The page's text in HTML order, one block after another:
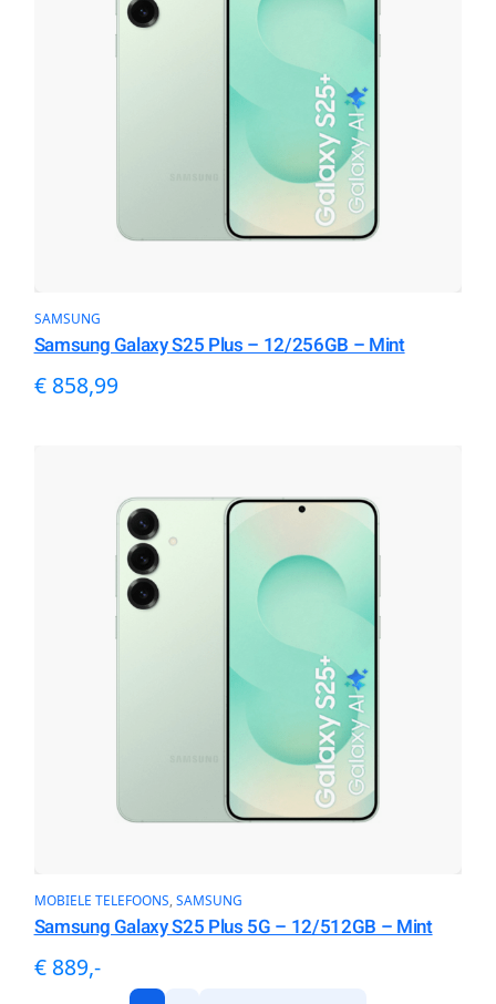
SAMSUNG
Samsung Galaxy S25 Plus – 12/256GB – Mint
€858,99
MOBIELE TELEFOONS, SAMSUNG
Samsung Galaxy S25 Plus 5G – 12/512GB – Mint
€ 889,-